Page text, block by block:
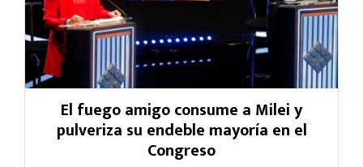
El fuego amigo consume a Milei y
pulveriza su endeble mayoría en el
Congreso